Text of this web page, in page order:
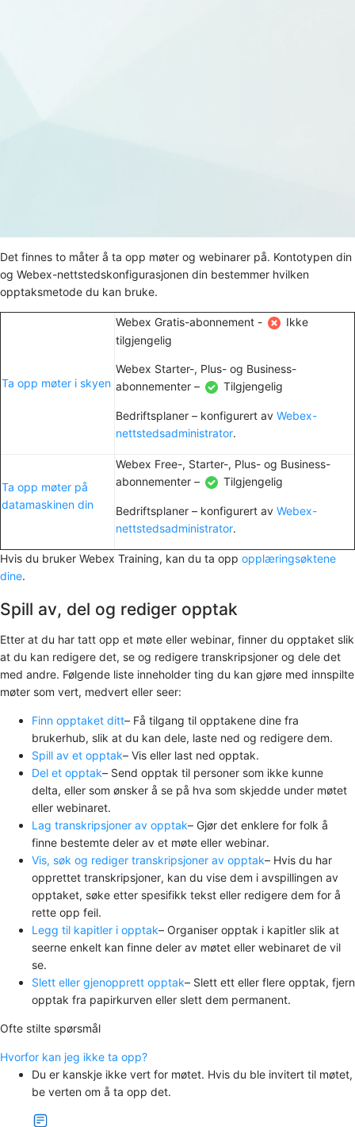
Det finnes to måter å ta opp møter og webinarer på. Kontotypen din
og Webex-nettstedskonfigurasjonen din bestemmer hvilken
opptaksmetode du kan bruke.
Ta opp møter i skyen
Webex Gratis-abonnement -
Ikke
tilgjengelig
Webex Starter-, Plus- og Business-
abonnementer –
Tilgjengelig
Bedriftsplaner – konfigurert av Webex-
nettstedsadministrator.
Ta opp møter på
datamaskinen din
Webex Free-, Starter-, Plus- og Business-
abonnementer –
Tilgjengelig
Bedriftsplaner – konfigurert av Webex-
nettstedsadministrator.
Hvis du bruker Webex Training, kan du ta opp opplæringsøktene
dine.
Spill av, del og rediger opptak
Etter at du har tatt opp et møte eller webinar, finner du opptaket slik
at du kan redigere det, se og redigere transkripsjoner og dele det
med andre. Følgende liste inneholder ting du kan gjøre med innspilte
møter som vert, medvert eller seer:
Finn opptaket ditt– Få tilgang til opptakene dine fra
brukerhub, slik at du kan dele, laste ned og redigere dem.
Spill av et opptak– Vis eller last ned opptak.
Del et opptak– Send opptak til personer som ikke kunne
delta, eller som ønsker å se på hva som skjedde under møtet
eller webinaret.
Lag transkripsjoner av opptak– Gjør det enklere for folk å
finne bestemte deler av et møte eller webinar.
Vis, søk og rediger transkripsjoner av opptak– Hvis du har
opprettet transkripsjoner, kan du vise dem i avspillingen av
opptaket, søke etter spesifikk tekst eller redigere dem for å
rette opp feil.
Legg til kapitler i opptak– Organiser opptak i kapitler slik at
seerne enkelt kan finne deler av møtet eller webinaret de vil
se.
Slett eller gjenopprett opptak– Slett ett eller flere opptak, fjern
opptak fra papirkurven eller slett dem permanent.
Ofte stilte spørsmål
Hvorfor kan jeg ikke ta opp?
Du er kanskje ikke vert for møtet. Hvis du ble invitert til møtet,
be verten om å ta opp det.